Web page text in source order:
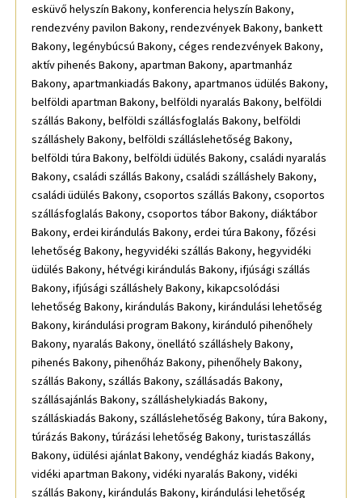
esküvő helyszín Bakony, konferencia helyszín Bakony, rendezvény pavilon Bakony, rendezvények Bakony, bankett Bakony, legénybúcsú Bakony, céges rendezvények Bakony, aktív pihenés Bakony, apartman Bakony, apartmanház Bakony, apartmankiadás Bakony, apartmanos üdülés Bakony, belföldi apartman Bakony, belföldi nyaralás Bakony, belföldi szállás Bakony, belföldi szállásfoglalás Bakony, belföldi szálláshely Bakony, belföldi szálláslehetőség Bakony, belföldi túra Bakony, belföldi üdülés Bakony, családi nyaralás Bakony, családi szállás Bakony, családi szálláshely Bakony, családi üdülés Bakony, csoportos szállás Bakony, csoportos szállásfoglalás Bakony, csoportos tábor Bakony, diáktábor Bakony, erdei kirándulás Bakony, erdei túra Bakony, főzési lehetőség Bakony, hegyvidéki szállás Bakony, hegyvidéki üdülés Bakony, hétvégi kirándulás Bakony, ifjúsági szállás Bakony, ifjúsági szálláshely Bakony, kikapcsolódási lehetőség Bakony, kirándulás Bakony, kirándulási lehetőség Bakony, kirándulási program Bakony, kiránduló pihenőhely Bakony, nyaralás Bakony, önellátó szálláshely Bakony, pihenés Bakony, pihenőház Bakony, pihenőhely Bakony, szállás Bakony, szállás Bakony, szállásadás Bakony, szállásajánlás Bakony, szálláshelykiadás Bakony, szálláskiadás Bakony, szálláslehetőség Bakony, túra Bakony, túrázás Bakony, túrázási lehetőség Bakony, turistaszállás Bakony, üdülési ajánlat Bakony, vendégház kiadás Bakony, vidéki apartman Bakony, vidéki nyaralás Bakony, vidéki szállás Bakony, kirándulás Bakony, kirándulási lehetőség Bakony, kirándulási program Bakony, kirándulásszervezés Bakony, konferencia Bakony, konferencia bonyolítás Bakony, konferencia helyszín Bakony, konferencia kivitelezés Bakony, konferencia lebonyolítás Bakony, konferencia rendezés Bakony, konferencia szervezés Bakony, konferencia szolgáltatás Bakony, konferencia terem Bakony, konferenciabonyolítás Bakony, konferenciahelyszín Bakony, konferenciaszervezés Bakony, konferenciaterem bérlés Bakony, apartman Bakony, apartmanház Bakony, belföldi apartman Bakony, belföldi szállás Bakony, belföldi szálláshely Bakony, bográcsozási lehetőség Bakony, családbarát szálláshely Bakony, családi szállás Bakony, családi szálláshely Bakony, erdei kirándulás Bakony, erdei túra Bakony, étkezési lehetőség Bakony, falusi szállásadás Bakony, falusi szálláshely Bakony, falusi szálláslehetőség Bakony, falusi turizmus Bakony, családbarát szálláshely Bakony, családi szállás Bakony, családi szálláshely Bakony, csoportos szállás Bakony, esküvő helyszín Fejér megye, konferencia helyszín Fejér megye, rendezvény pavilon Fejér megye, rendezvények Fejér megye, bankett Fejér megye, legénybúcsú Fejér megye, céges rendezvények Fejér megye, aktív pihenés Fejér megye, apartman Fejér megye, apartmanház Fejér megye, apartmankiadás Fejér megye, apartmanos üdülés Fejér megye, belföldi apartman Fejér megye, belföldi nyaralás Fejér megye, belföldi szállás Fejér megye, belföldi szállásfoglalás Fejér megye, belföldi szálláshely Fejér megye, belföldi szálláslehetőség Fejér megye, belföldi túra Fejér megye, belföldi üdülés Fejér megye, családi nyaralás Fejér megye, családi szállás Fejér megye, családi szálláshely Fejér megye, családi üdülés Fejér megye, csoportos szállás Fejér megye, csoportos szállásfoglalás Fejér megye, csoportos tábor Fejér megye, diáktábor Fejér megye, erdei kirándulás Fejér megye, erdei túra Fejér megye, főzési lehetőség Fejér megye, hegyvidéki szállás Fejér megye, hegyvidéki üdülés Fejér megye, hétvégi kirándulás Fejér megye, ifjúsági szállás Fejér megye, ifjúsági szálláshely Fejér megye, kikapcsolódási lehetőség Fejér megye, kirándulás Fejér megye, kirándulási lehetőség Fejér megye, kirándulási program Fejér megye, kiránduló pihenőhely Fejér megye, nyaralás Fejér megye, önellátó szálláshely Fejér megye, pihenés Fejér megye, pihenőház Fejér megye, pihenőhely Fejér megye, szállás Fejér megye, szállás Fejér megye, szállásadás Fejér megye, szállásajánlás Fejér megye, szálláshelykiadás Fejér megye, szálláskiadás Fejér megye, szálláslehetőség Fejér megye, túra Fejér megye, túrázás Fejér megye, túrázási lehetőség Fejér megye, turistaszállás Fejér megye, üdülési ajánlat Fejér megye, vendégház kiadás Fejér megye, vidéki apartman Fejér megye, vidéki nyaralás Fejér megye, vidéki szállás Fejér megye, kirándulás Fejér megye, kirándulási lehetőség Fejér megye, kirándulási program Fejér megye, kirándulásszervezés Fejér megye, konferencia Fejér megye, konferencia bonyolítás Fejér megye, konferencia helyszín Fejér megye, konferencia kivitelezés Fejér megye, konferencia lebonyolítás Fejér megye, konferencia rendezés Fejér megye, konferencia szervezés Fejér megye, konferencia szolgáltatás Fejér megye, konferencia terem Fejér megye, konferenciabonyolítás Fejér megye, konferenciahelyszín Fejér megye, konferenciaszervezés Fejér megye, konferenciaterem bérlés Fejér megye, apartman Fejér megye, apartmanház Fejér megye, belföldi apartman Fejér megye, belföldi szállás Fejér megye, belföldi szálláshely Fejér megye, bográcsozási lehetőség Fejér megye, családbarát szálláshely Fejér megye, családi szállás Fejér megye, családi szálláshely Fejér megye, erdei kirándulás Fejér megye, erdei túra Fejér megye, étkezési lehetőség Fejér megye, falusi szállásadás Fejér megye, falusi szálláshely Fejér megye, falusi szálláslehetőség Fejér megye, falusi turizmus Fejér megye, családbarát szálláshely Fejér megye, családi szállás Fejér megye, családi szálláshely Fejér megye, csoportos szállás Fejér megye, apartman, Bakony, bankkártya, bérelhető, családbarát, erdő, esküvő, étkezés, étterem, kerékpár, kiadó, kirándulás, konferencia, konyha, Magyarország, megfizethető, Nagy-Magyarország, olcsó, park, parkolás, rendezvény, szabadidő, szauna, szállás, Székesfehérvár, szoba, tábor, természet, tél, túra, túrázás, vendégház, Várpalota, Veszprém, osztálykirándulás Bakony, erdei iskola Bakony, családi nyaralás Bakony, állatbarát szállás Bakony, kutyabarát szállás Bakony, kisállatbarát szállás Bakony, erdei kisház Bakony, erdei faház Bakony, erdei wellness Bakony, erdei szauna Bakony, dézsafürdő Bakony, kerékpár bérlés Bakony, bakancsos túrák Bakony, túraötletek Bakony, kárpát-meedencei ízek Bakony, gasztro túrák Bakony, gasztronómiai élmények Bakony, borkóstoló Bakony, erdei büfé Bakony, erdei falatozó Bakony, rendezvényszervezés Bakony, kemping Bakony, lakókocsipark Bakony, szoborpark Bakony, osztálykirándulás Fejér megye, erdei iskola Fejér megye, családi nyaralás Fejér megye, állatbarát szállás Fejér megye, kutyabarát szállás Fejér megye, kisállatbarát szállás Fejér megye, erdei kisház Fejér megye, erdei faház Fejér megye, erdei wellness Fejér megye, erdei szauna Fejér megye, dézsafürdő Fejér megye, kerékpár bérlés Fejér megye, bakancsos túrák Fejér megye, túraötletek Fejér megye, kárpát-meedencei ízek Fejér megye, gasztro túrák Fejér megye, gasztronómiai élmények Fejér megye, borkóstoló Fejér megye, erdei büfé Fejér megye, erdei falatozó Fejér megye, rendezvényszervezés Fejér megye, kemping Fejér megye, lakókocsipark Fejér megye, szoborpark Fejér megye, családbarát szálláshely Mór, szállás Mór, szállásadás Mór, apartman Mór, turistaszállás Mór, legénybúcsú Mór, konferencia helyszín Mór, rendezvény pavilon Mór, konferenciaterem bérlés Mór, diáktábor Mór, ifjúsági szálláshely Mór, kiránduló pihenőhely Mór, önellátó szálláshely Mór, pihenőház Mór, bankett helyszín Mór, esküvő helyszín Mór, erdei iskola Mór, állatbarát szállás Mór, kutyabarát szállás Mór, erdei wellness Mór, túraötletek Mór, borkóstoló Mór, rendezvényhelyszín Mór, kemping Mór, lakókocsipark Mór, dézsafürdő Mór, szauna Mór, családbarát szálláshely Zirc, szállás Zirc, szállásadás Zirc, apartman Zirc, turistaszállás Zirc, legénybúcsú Zirc, konferencia helyszín Zirc, rendezvény pavilon Zirc, konferenciaterem bérlés Zirc, diáktábor Zirc, ifjúsági szálláshely Zirc, kiránduló pihenőhely Zirc, önellátó szálláshely Zirc, pihenőház Zirc, bankett helyszín Zirc, esküvő helyszín Zirc, erdei iskola Zirc, állatbarát szállás Zirc, kutyabarát szállás Zirc, erdei wellness Zirc, túraötletek Zirc, borkóstoló Zirc, rendezvényhelyszín kemping Zirc, lakókocsipark Zirc, dézsafürdő Zirc, szauna Zirc, családbarát szálláshely Eplény, szállás Eplény, szállásadás Eplény, apartman Eplény, turistaszállás Eplény, legénybúcsú Eplény, konferencia helyszín Eplény, rendezvény pavilon Eplény, konferenciaterem bérlés Eplény, diáktábor Eplény, ifjúsági szálláshely Eplény, kiránduló pihenőhely Eplény, önellátó szálláshely Eplény, pihenőház Eplény, bankett helyszín Eplény, esküvőhelyszín Eplény, erdei iskola Eplény, állatbarát szállás Eplény, kutyabarát szállás Eplény, erdei wellness Eplény, túraötletek Eplény, borkóstoló Eplény, rendezvényhelyszín Eplény, kemping Eplény, lakókocsipark Eplény, dézsafürdő Eplény, szauna Eplény, családbarát szálláshely Veszprém megye, szállás Veszprém megye, szállásadás Veszprém megye, apartman Veszprém megye, turistaszállás Veszprém megye, legénybúcsú Veszprém megye, konferencia helyszín Veszprém megye, rendezvény pavilon Veszprém megye, konferenciaterem bérlés Veszprém megye, diáktábor Veszprém megye, ifjúsági szálláshely Veszprém megye, kiránduló pihenőhely Veszprém megye, önellátó szálláshely Veszprém megye, pihenőház Veszprém megye, bankett helyszín Veszprém megye, esküvő helyszín Veszprém megye, erdei iskola Veszprém megye, állatbarát szállás Veszprém megye, kutyabarát szállás Veszprém megye, erdei wellness Veszprém megye, túraötletek Veszprém megye, borkóstoló Veszprém megye, rendezvényhelyszín Veszprém megye, kemping Veszprém megye, lakókocsipark Veszprém megye, dézsafürdő Veszprém megye, szauna Veszprém megye, családbarát szálláshely Székesfehérvár, szállás Székesfehérvár, szállásadás Székesfehérvár, apartman Székesfehérvár, turistaszállás Székesfehérvár, legénybúcsú Székesfehérvár, konferencia helyszín Székesfehérvár, rendezvény pavilon Székesfehérvár, konferenciaterem bérlés Székesfehérvár, diáktábor Székesfehérvár, ifjúsági szálláshely Székesfehérvár, kirándul